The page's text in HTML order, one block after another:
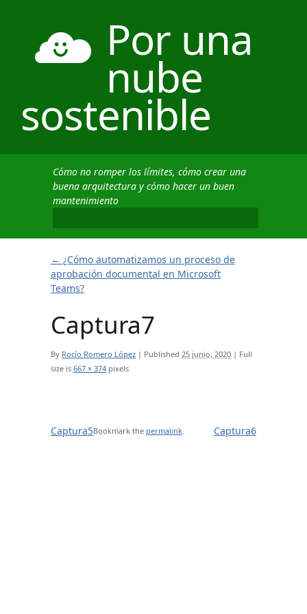
Por una
nube
sostenible
Cómo no romper los límites, cómo crear una
buena arquitectura y cómo hacer un buen
mantenimiento
← ¿Cómo automatizamos un proceso de
aprobación documental en Microsoft
Teams?
Captura7
By Rocío Romero López | Published 25 junio, 2020 | Full
size is 667 × 374 pixels
Captura5 Captura6
Bookmark the permalink